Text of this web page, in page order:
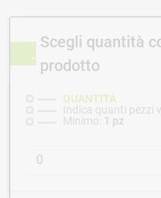
Scegli quantità
prodotto
QUANTITÀ
Indica quanti pezzi
Minimo: 1 pz